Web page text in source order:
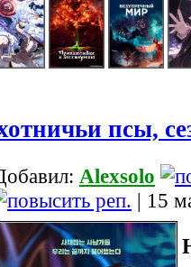
псы,
Alexsolo
| 15